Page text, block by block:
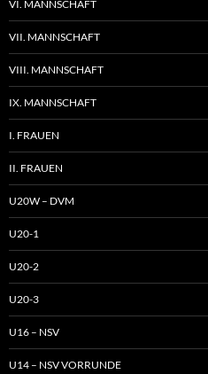
VI. MANNSCHAFT
VII. MANNSCHAFT
VIII. MANNSCHAFT
IX. MANNSCHAFT
I. FRAUEN
II. FRAUEN
U20W – DVM
U20-1
U20-2
U20-3
U16 – NSV
U14 – NSV VORRUNDE